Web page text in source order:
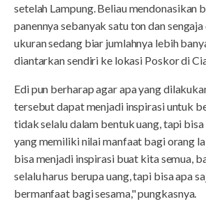
setelah Lampung. Beliau mendonasikan
panennya sebanyak satu ton dan
ukuran sedang biar jumlahnya lebih
diantarkan sendiri ke lokasi Poskor di
Edi pun berharap agar apa yang
tersebut dapat menjadi inspirasi untuk
tidak selalu dalam bentuk uang, tapi bisa
yang memiliki nilai manfaat bagi orang
bisa menjadi inspirasi buat kita semua,
selalu harus berupa uang, tapi bisa apa
bermanfaat bagi sesama," pungkasnya.